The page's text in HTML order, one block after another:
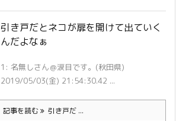
引き戸だとネコが扉を開けて出ていく
んだよなぁ
1: 名無しさん＠涙目です。(秋田県)
2019/05/03(金) 21:54:30.42 ...
記事を読む 引き戸だ ...